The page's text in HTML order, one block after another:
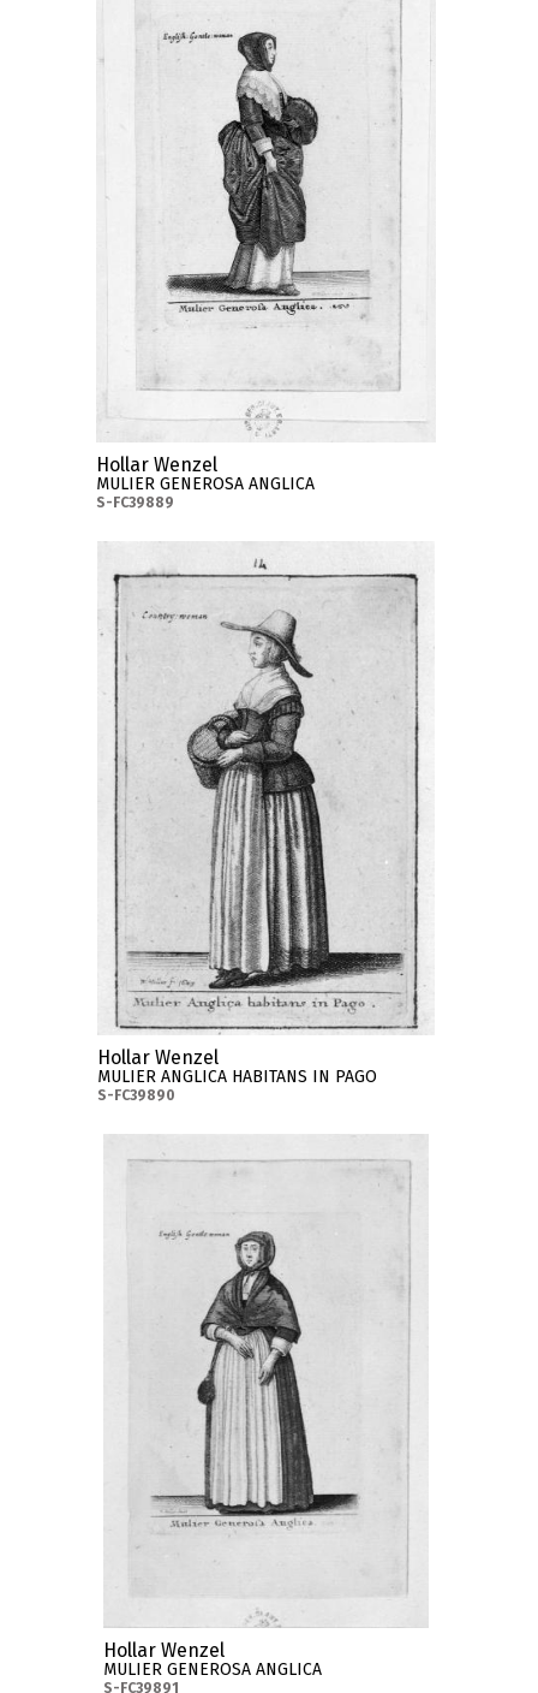
Hollar Wenzel
MULIER GENEROSA ANGLICA
S-FC39889
Hollar Wenzel
MULIER ANGLICA HABITANS IN PAGO
S-FC39890
Hollar Wenzel
MULIER GENEROSA ANGLICA
S-FC39891